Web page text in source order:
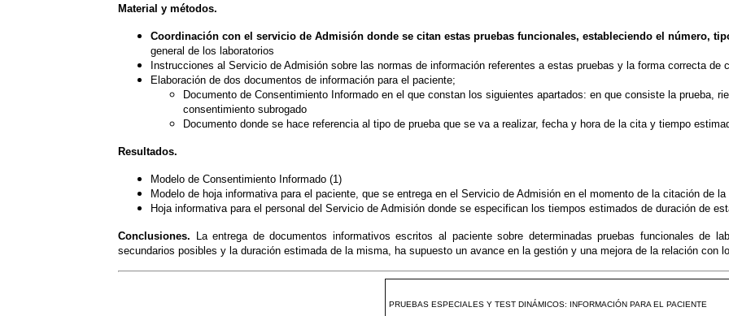
Material y métodos.
Coordinación con el servicio de Admisión donde se citan estas pruebas funcionales, estableciendo el número,
general de los laboratorios
Instrucciones al Servicio de Admisión sobre las normas de información referentes a estas pruebas y la forma correcta
Elaboración de dos documentos de información para el paciente;
Documento de Consentimiento Informado en el que constan los siguientes apartados: en que consiste la prueba,
consentimiento subrogado
Documento donde se hace referencia al tipo de prueba que se va a realizar, fecha y hora de la cita y tiempo
Resultados.
Modelo de Consentimiento Informado (1)
Modelo de hoja informativa para el paciente, que se entrega en el Servicio de Admisión en el momento de la citación de
Hoja informativa para el personal del Servicio de Admisión donde se especifican los tiempos estimados de duración de
Conclusiones. La entrega de documentos informativos escritos al paciente sobre determinadas pruebas funcionales de
secundarios posibles y la duración estimada de la misma, ha supuesto un avance en la gestión y una mejora de la relación con
PRUEBAS ESPECIALES Y TEST DINÁMICOS: INFORMACIÓN PARA EL PACIENTE